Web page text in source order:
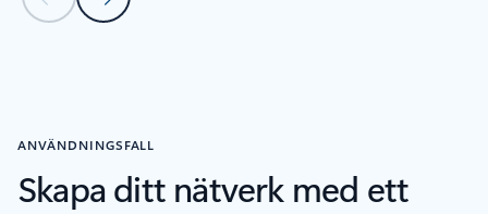
Föregående bild
Nästa bild
ANVÄNDNINGSFALL
Skapa ditt nätverk med ett